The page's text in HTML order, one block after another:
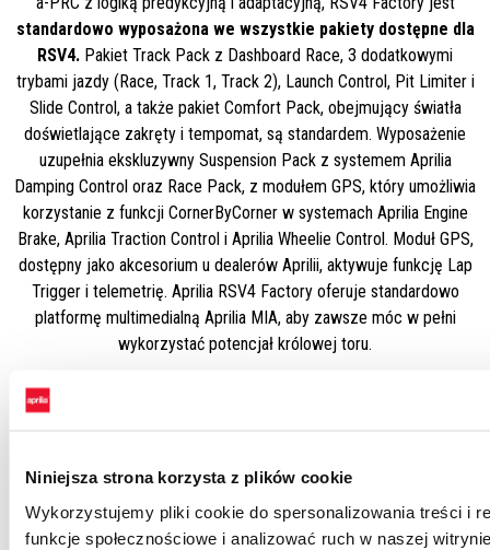
Niniejsza strona korzysta z plików cookie
Wykorzystujemy pliki cookie do spersonalizowania treści i
funkcje społecznościowe i analizować ruch w naszej
standardowo wyposażona we wszystkie pakiety dostępne dla
RSV4. Pakiet Track Pack z Dashboard Race, 3 dodatkowymi
trybami jazdy (Race, Track 1, Track 2), Launch Control, Pit Limiter i
Slide Control, a także pakiet Comfort Pack, obejmujący światła
doświetlające zakręty i tempomat, są standardem. Wyposażenie
uzupełnia ekskluzywny Suspension Pack z systemem Aprilia
Damping Control oraz Race Pack, z modułem GPS, który umożliwia
korzystanie z funkcji CornerByCorner w systemach Aprilia Engine
Brake, Aprilia Traction Control i Aprilia Wheelie Control. Moduł GPS,
dostępny jako akcesorium u dealerów Aprilii, aktywuje funkcję Lap
Trigger i telemetrię. Aprilia RSV4 Factory oferuje standardowo
platformę multimedialną Aprilia MIA, aby zawsze móc w pełni
wykorzystać potencjał królowej toru.
ATC